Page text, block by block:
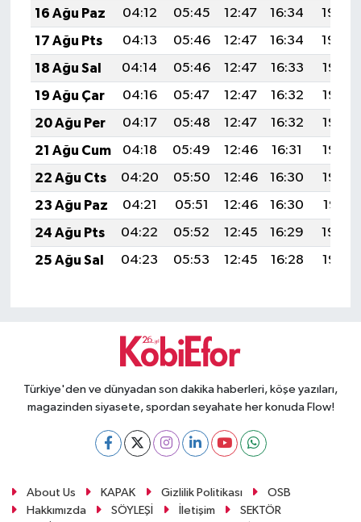
16 Ağu Paz
04:12 05:45 12:47 16:34
19:40
17 Ağu Pts
04:13 05:46 12:47 16:34
19:39
18 Ağu Sal
04:14 05:46 12:47 16:33
19:38
19 Ağu Çar
04:16 05:47 12:47 16:32
19:36
20 Ağu Per
04:17 05:48 12:47 16:32
19:35
21 Ağu Cum
04:18 05:49 12:46 16:31
19:33
22 Ağu Cts
04:20 05:50 12:46 16:30
19:32
23 Ağu Paz
04:21 05:51 12:46 16:30
19:31
24 Ağu Pts
04:22 05:52 12:45 16:29
19:29
25 Ağu Sal
04:23 05:53 12:45 16:28 19:28
Türkiye'den ve dünyadan son dakika haberleri, köşe yazıları,
magazinden siyasete, spordan seyahate her konuda Flow!
About Us KAPAK Gizlilik Politikası
OSB
Hakkımızda
SÖYLEŞİ İletişim SEKTÖR